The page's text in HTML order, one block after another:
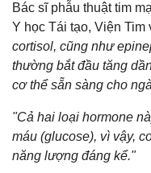
Bác sĩ phẫu thuật tim
Y học Tái tạo, Viện Tim
cortisol, cũng như
thường bắt đầu tăng
cơ thể sẵn sàng cho
"Cả hai loại hormone
máu (glucose), vì vậy,
năng lượng đáng kể."